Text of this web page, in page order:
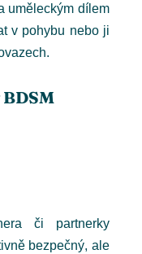
uměleckým dílem
v pohybu nebo ji
či partnerky
bezpečný, ale